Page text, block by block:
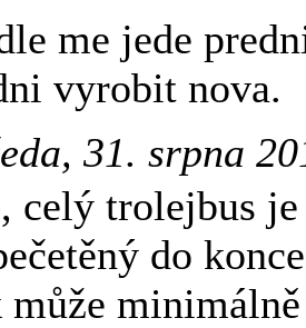
me jede
vyrobit nova.
31. srpna
celý trolejbus
do
může